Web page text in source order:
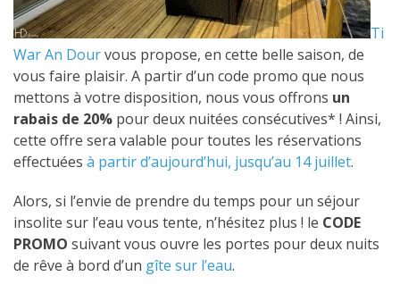
Ti
War An Dourvous propose, en cette belle saison, de
vous faire plaisir. A partir d’un code promo que nous
mettons à votre disposition, nous vous offrons un
rabais de 20% pour deux nuitées consécutives* ! Ainsi,
cette offre sera valable pour toutes les réservations
effectuées à partir d’aujourd’hui, jusqu’au 14 juillet.
Alors, si l’envie de prendre du temps pour un séjour
insolite sur l’eau vous tente, n’hésitez plus ! le CODE
PROMO suivant vous ouvre les portes pour deux nuits
de rêve à bord d’un gîte sur l’eau.